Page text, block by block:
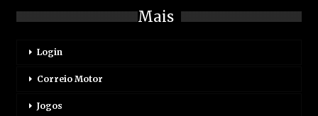
Mais
Login
Correio Motor
Jogos